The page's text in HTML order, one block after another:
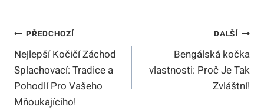
Navigace
Pro
Příspěvek
PŘEDCHOZÍ
Nejlepší Kočičí Záchod
Splachovací: Tradice a
Pohodlí Pro Vašeho
Mňoukajícího!
DALŠÍ
Bengálská kočka
vlastnosti: Proč Je Tak
Zvláštní!